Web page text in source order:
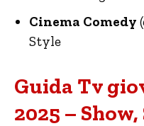
Cinema Comedy
Style
Guida Tv
2025 –